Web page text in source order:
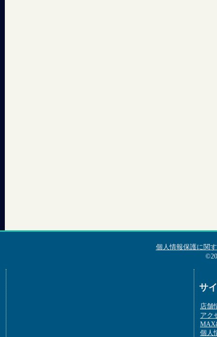
個人情報保護に関
サ
店舗
アク
個人